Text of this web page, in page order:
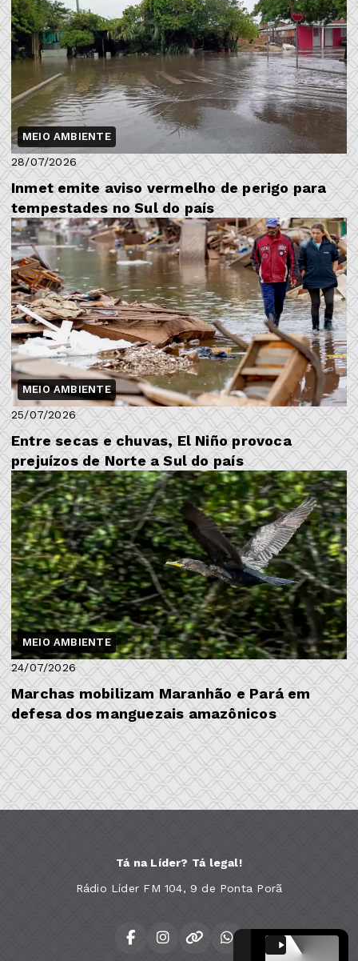
MEIO AMBIENTE
28/07/2026
Inmet emite aviso vermelho de perigo para
tempestades no Sul do país
MEIO AMBIENTE
25/07/2026
Entre secas e chuvas, El Niño provoca
prejuízos de Norte a Sul do país
MEIO AMBIENTE
24/07/2026
Marchas mobilizam Maranhão e Pará em
defesa dos manguezais amazônicos
Tá na Líder? Tá legal!
Rádio Líder FM 104, 9 de Ponta Porã